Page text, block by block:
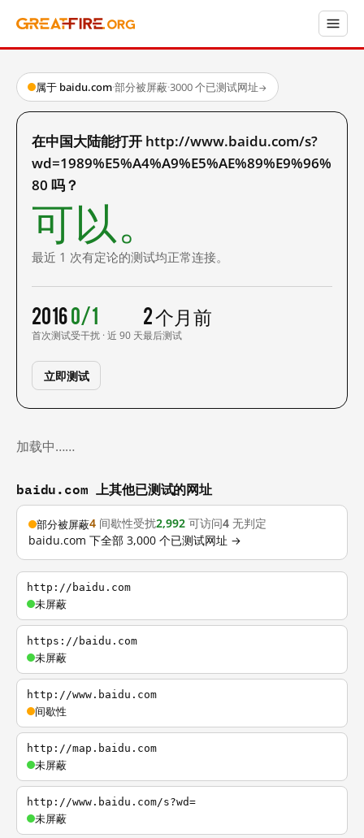
属于 baidu.com·部分被屏蔽·3000 个已测试网址→
在中国大陆能打开 http://www.baidu.com/s?
wd=1989%E5%A4%A9%E5%AE%89%E9%96%
80 吗？
可以。
最近 1 次有定论的测试均正常连接。
2016
首次测试
0/1
受干扰 · 近 90 天
2 个月前
最后测试
立即测试
加载中……
baidu.com 上其他已测试的网址
部分被屏蔽4 间歇性受扰2,992 可访问4 无判定
baidu.com 下全部 3,000 个已测试网址 →
http://baidu.com
未屏蔽
https://baidu.com
未屏蔽
http://www.baidu.com
间歇性
http://map.baidu.com
未屏蔽
http://www.baidu.com/s?wd=
未屏蔽